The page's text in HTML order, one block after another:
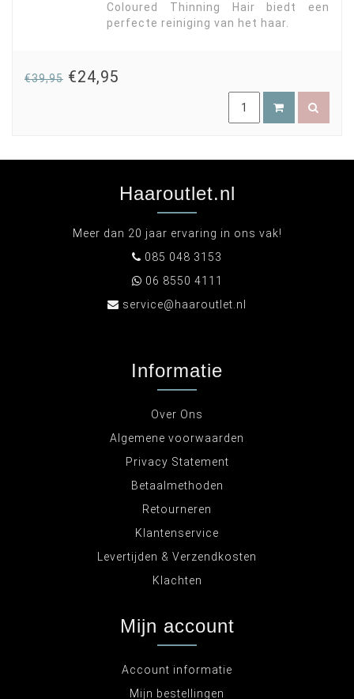
Coloured Thinning Hair biedt een
perfecte reiniging van het haar.
€39,95 €24,95
Haaroutlet.nl
Meer dan 20 jaar ervaring in ons vak!
085 048 3153
06 8550 4111
service@haaroutlet.nl
Informatie
Over Ons
Algemene voorwaarden
Privacy Statement
Betaalmethoden
Retourneren
Klantenservice
Levertijden & Verzendkosten
Klachten
Mijn account
Account informatie
Mijn bestellingen